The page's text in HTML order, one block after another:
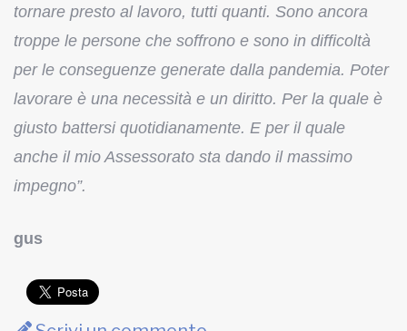
tornare presto al lavoro, tutti quanti. Sono ancora
troppe le persone che soffrono e sono in difficoltà
per le conseguenze generate dalla pandemia. Poter
lavorare è una necessità e un diritto. Per la quale è
giusto battersi quotidianamente. E per il quale
anche il mio Assessorato sta dando il massimo
impegno”.
gus